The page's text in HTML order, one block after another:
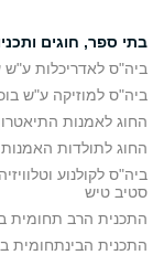
בתי ספר, חוגים
ביה"ס לאדריכלות ע"ש
ביה"ס למוזיקה ע"ש
החוג לאמנות
החוג לתולדות האמנות
ביה"ס לקולנוע
סטיב טיש
התכנית הרב תחומית
התכנית הבינתחומית